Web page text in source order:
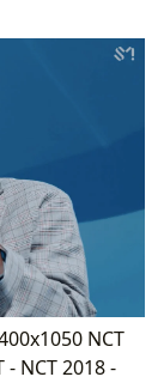
NCT
- NCT 2018 -